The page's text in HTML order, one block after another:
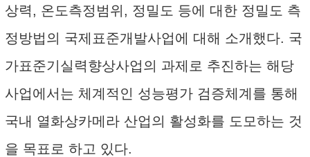
상력, 온도측정범위, 정밀도 등에 대한 정밀도 측
정방법의 국제표준개발사업에 대해 소개했다. 국
가표준기실력향상사업의 과제로 추진하는 해당
사업에서는 체계적인 성능평가 검증체계를 통해
국내 열화상카메라 산업의 활성화를 도모하는 것
을 목표로 하고 있다.